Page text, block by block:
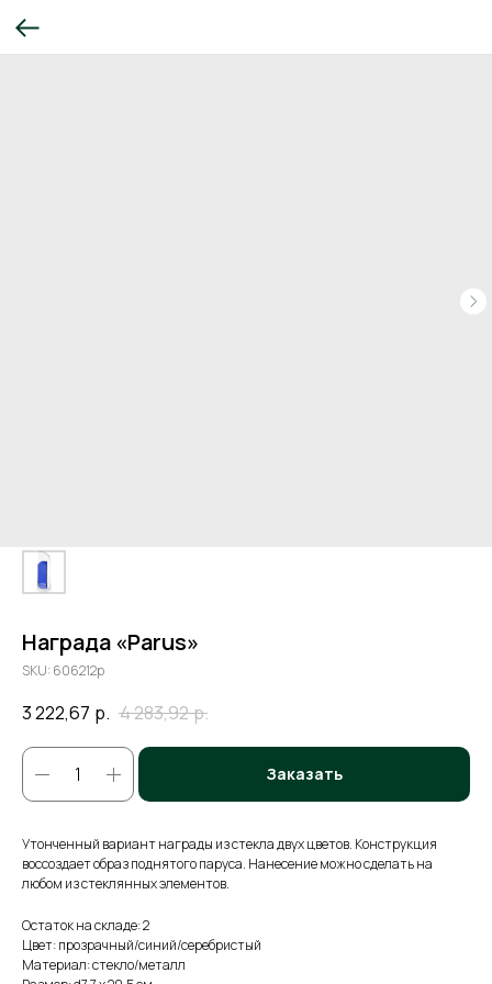
Награда «Parus»
SKU: 606212p
3 222,67 р. 4 283,92р.
Заказать
Утонченный вариант награды из стекла двух цветов. Конструкция
воссоздает образ поднятого паруса. Нанесение можно сделать на
любом из стеклянных элементов.
Остаток на складе: 2
Цвет: прозрачный/синий/серебристый
Материал: стекло/металл